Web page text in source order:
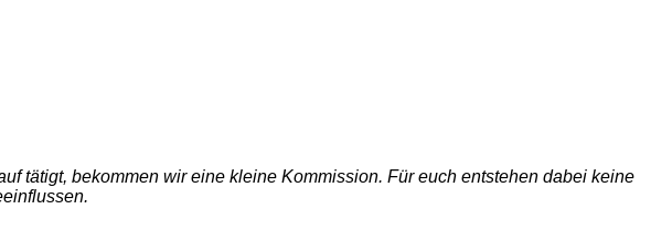
tätigt, bekommen wir eine kleine Kommission. Für euch entstehen dabei keine